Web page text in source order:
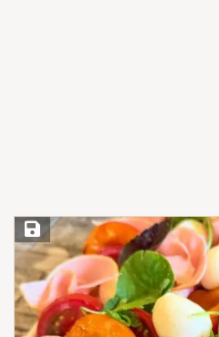
Save Recipe